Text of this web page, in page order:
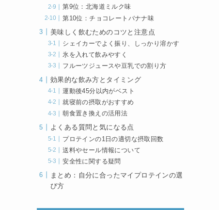
第9位：北海道ミルク味
第10位：チョコレートバナナ味
美味しく飲むためのコツと注意点
シェイカーでよく振り、しっかり溶かす
氷を入れて飲みやすく
フルーツジュースや豆乳での割り方
効果的な飲み方とタイミング
運動後45分以内がベスト
就寝前の摂取がおすすめ
朝食置き換えの活用法
よくある質問と気になる点
プロテインの1日の適切な摂取回数
送料やセール情報について
安全性に関する疑問
まとめ：自分に合ったマイプロテインの選
び方